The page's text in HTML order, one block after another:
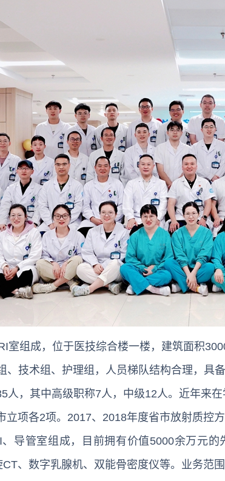
室组成，位于医技综合楼一楼，建筑面积
、技术组、护理组，人员梯队结构合理，
人，其中高级职称7人，中级12人。近年来在
立项各2项。2017、2018年度省市放射质控
导管室组成，目前拥有价值5000余万元
、数字乳腺机、双能骨密度仪等。业务